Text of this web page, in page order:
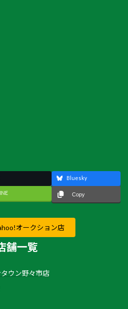
Bluesky
Copy
オークション店
舗一覧
ウン野々市店